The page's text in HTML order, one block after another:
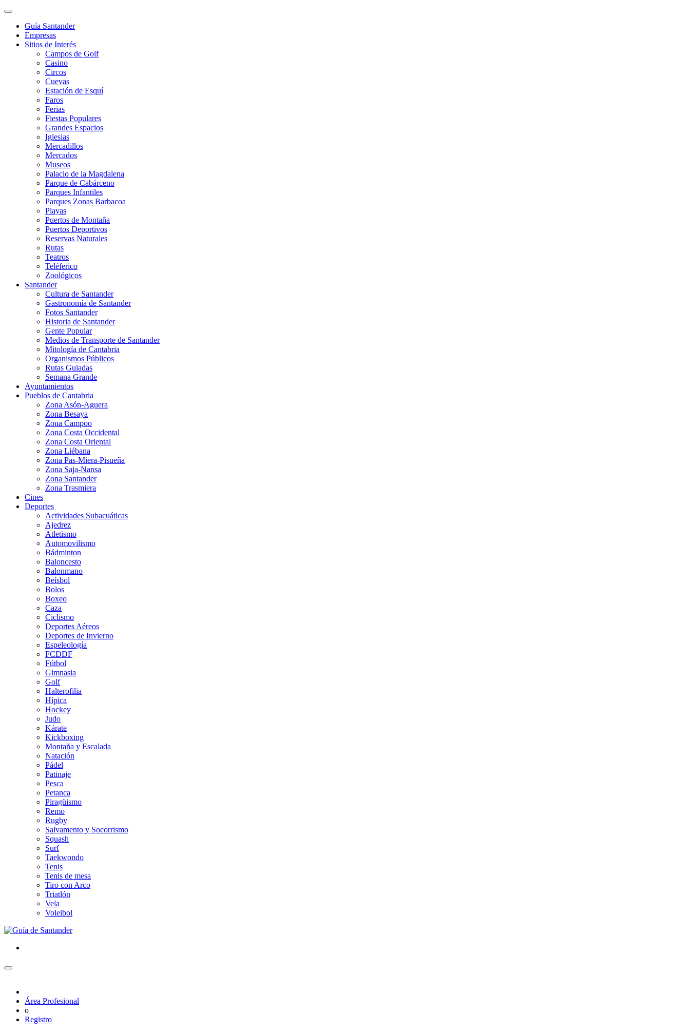
Guía Santander
Empresas
Sitios de Interés
Campos de Golf
Casino
Circos
Cuevas
Estación de Esquí
Faros
Ferias
Fiestas Populares
Grandes Espacios
Iglesias
Mercadillos
Mercados
Museos
Palacio de la Magdalena
Parque de Cabárceno
Parques Infantiles
Parques Zonas Barbacoa
Playas
Puertos de Montaña
Puertos Deportivos
Reservas Naturales
Rutas
Teatros
Teléferico
Zoológicos
Santander
Cultura de Santander
Gastronomía de Santander
Fotos Santander
Historia de Santander
Gente Popular
Medios de Transporte de Santander
Mitología de Cantabria
Organismos Públicos
Rutas Guiadas
Semana Grande
Ayuntamientos
Pueblos de Cantabria
Zona Asón-Aguera
Zona Besaya
Zona Campoo
Zona Costa Occidental
Zona Costa Oriental
Zona Liébana
Zona Pas-Miera-Pisueña
Zona Saja-Nansa
Zona Santander
Zona Trasmiera
Cines
Deportes
Actividades Subacuáticas
Ajedrez
Atletismo
Automovilismo
Bádminton
Baloncesto
Balonmano
Beísbol
Bolos
Boxeo
Caza
Ciclismo
Deportes Aéreos
Deportes de Invierno
Espeleología
FCDDF
Fútbol
Gimnasia
Golf
Halterofilia
Hípica
Hockey
Judo
Kárate
Kickboxing
Montaña y Escalada
Natación
Pádel
Patinaje
Pesca
Petanca
Piragüismo
Remo
Rugby
Salvamento y Socorrismo
Squash
Surf
Taekwondo
Tenis
Tenis de mesa
Tiro con Arco
Triatlón
Vela
Voleibol
Área Profesional
o
Registro